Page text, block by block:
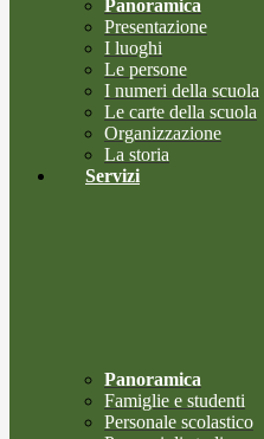
Panoramica
Presentazione
I luoghi
Le persone
I numeri della scuola
Le carte della scuola
Organizzazione
La storia
Servizi
Panoramica
Famiglie e studenti
Personale scolastico